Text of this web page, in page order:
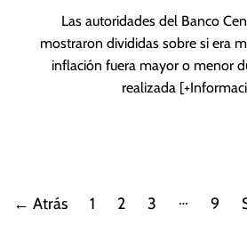
Las autoridades del Banco
mostraron divididas sobre si era
inflación fuera mayor o menor
realizada
← Atrás 1 2 3 … 9